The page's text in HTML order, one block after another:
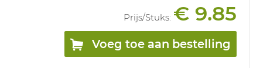
Prijs/Stuks: € 9.85
Voeg toe aan bestelling